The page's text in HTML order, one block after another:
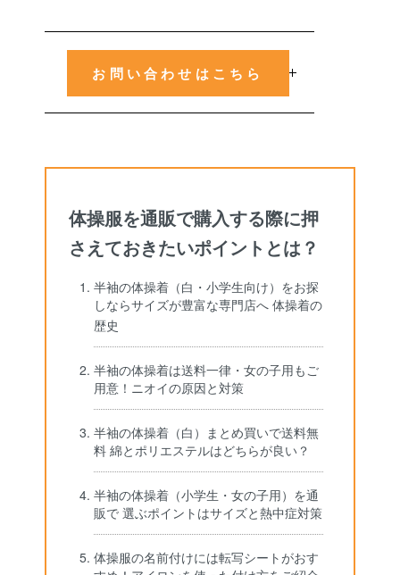
お問い合わせはこちら
体操服を通販で購入する際に押
さえておきたいポイントとは？
半袖の体操着（白・小学生向け）をお探
しならサイズが豊富な専門店へ 体操着の
歴史
半袖の体操着は送料一律・女の子用もご
用意！ニオイの原因と対策
半袖の体操着（白）まとめ買いで送料無
料 綿とポリエステルはどちらが良い？
半袖の体操着（小学生・女の子用）を通
販で 選ぶポイントはサイズと熱中症対策
体操服の名前付けには転写シートがおす